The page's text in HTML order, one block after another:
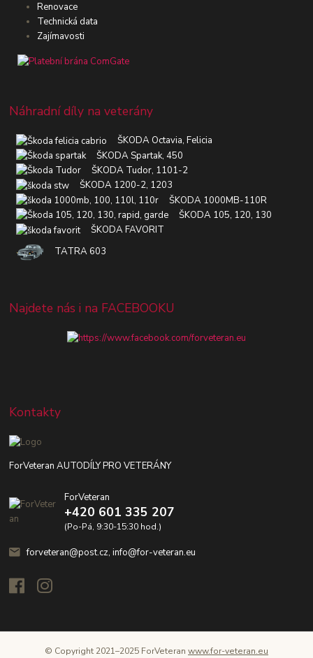
Renovace
Technická data
Zajímavosti
Náhradní díly na veterány
ŠKODA Octavia, Felicia
ŠKODA Spartak, 450
ŠKODA Tudor, 1101-2
ŠKODA 1200-2, 1203
ŠKODA 1000MB-110R
ŠKODA 105, 120, 130
ŠKODA FAVORIT
TATRA 603
Najdete nás i na FACEBOOKU
Kontakty
ForVeteran AUTODÍLY PRO VETERÁNY
ForVeteran
+420 601 335 207
(Po-Pá, 9:30-15:30 hod.)
forveteran@post.cz, info@for-veteran.eu
© Copyright 2021–2025 ForVeteran www.for-veteran.eu